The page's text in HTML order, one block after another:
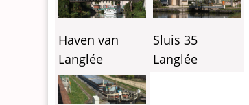
Haven van
Langlée
Sluis 35
Langlée